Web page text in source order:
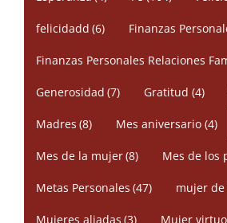
felicidadd (6) Finanzas
Finanzas Personales Relaciones
Generosidad (7) Gratitud (4)
Madres (8) Mes aniversario (4)
Mes de la mujer(8) Mes de los
Metas Personales (47) mujer
Mujeres aliadas (3) Mujer